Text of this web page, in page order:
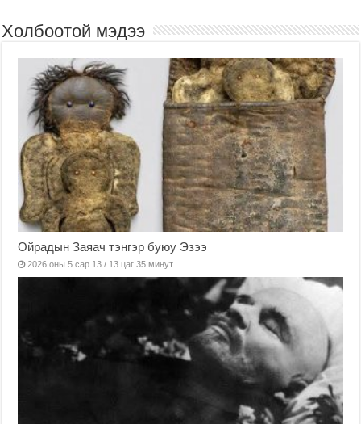
Холбоотой мэдээ
Ойрадын Заяач тэнгэр буюу Эзээ
2026 оны 5 сар 13 / 13 цаг 35 минут